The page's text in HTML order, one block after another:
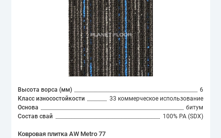
Высота ворса (мм)
6
Класс износостойкости
33 коммерческое использование
Основа
битум
Состав свай
100% PA (SDX)
Ковровая плитка AW Metro 77